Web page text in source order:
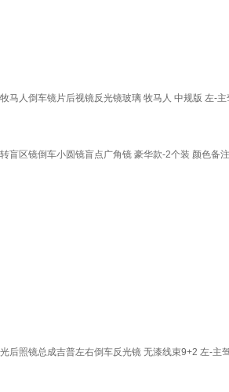
马人倒车镜片后视镜反光镜玻璃 牧马人 中规版 左-主
盲区镜倒车小圆镜盲点广角镜 豪华款-2个装 颜色备
后照镜总成吉普左右倒车反光镜 无漆线束9+2 左-主